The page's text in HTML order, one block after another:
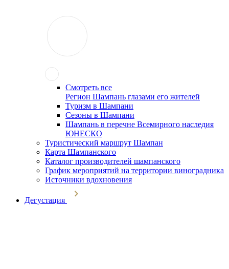
Смотреть все
Регион Шампань глазами его жителей
Туризм в Шампани
Сезоны в Шампани
Шампань в перечне Всемирного наследия
ЮНЕСКО
Туристический маршрут Шампан
Карта Шампанского
Каталог производителей шампанского
График мероприятий на территории виноградника
Источники вдохновения
Дегустация